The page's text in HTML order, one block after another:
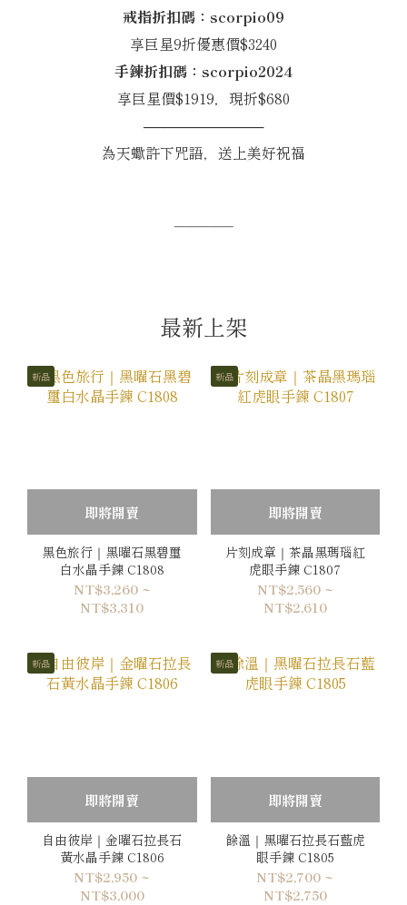
戒指折扣碼：scorpio09
享巨星9折優惠價$3240
手鍊折扣碼：scorpio2024
享巨星價$1919，現折$680
────────────
為天蠍許下咒語，送上美好祝福
─────
最新上架
新品
即將開賣
黑色旅行｜黑曜石黑碧璽
白水晶手鍊 C1808
NT$3,260 ~
NT$3,310
新品
即將開賣
片刻成章｜茶晶黑瑪瑙紅
虎眼手鍊 C1807
NT$2,560 ~
NT$2,610
新品
即將開賣
自由彼岸｜金曜石拉長石
黃水晶手鍊 C1806
NT$2,950 ~
NT$3,000
新品
即將開賣
餘溫｜黑曜石拉長石藍虎
眼手鍊 C1805
NT$2,700 ~
NT$2,750